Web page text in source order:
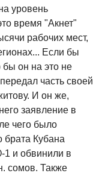
уровень
время "Акнет"
рабочих мест,
Если бы
бы он на это не
часть своей
И он же,
заявление в
чего было
брата Кубана
и обвинили в
сомов. Также